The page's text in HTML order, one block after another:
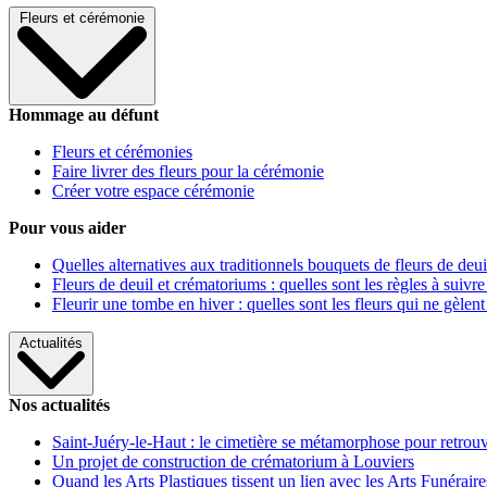
Fleurs et cérémonie
Hommage au défunt
Fleurs et cérémonies
Faire livrer des fleurs pour la cérémonie
Créer votre espace cérémonie
Pour vous aider
Quelles alternatives aux traditionnels bouquets de fleurs de
Fleurs de deuil et crématoriums : quelles sont les règles à
Fleurir une tombe en hiver : quelles sont les fleurs qui ne gèlent
Actualités
Nos actualités
Saint-Juéry-le-Haut : le cimetière se métamorphose pour
Un projet de construction de crématorium à Louviers
Quand les Arts Plastiques tissent un lien avec les Arts